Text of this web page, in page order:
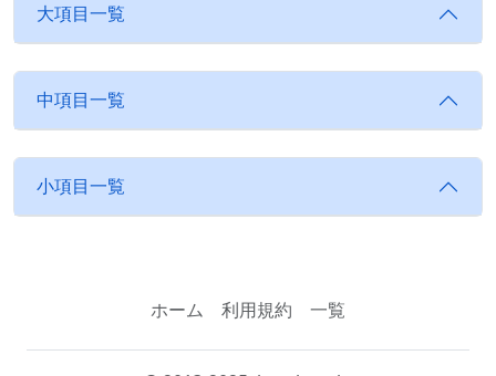
大項目一覧
中項目一覧
小項目一覧
ホーム 利用規約 一覧